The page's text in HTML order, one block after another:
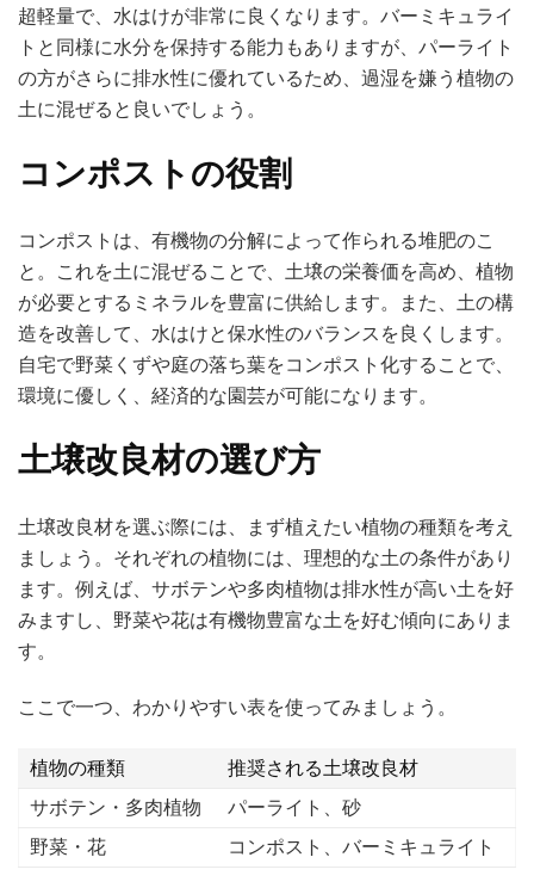
超軽量で、水はけが非常に良くなります。バーミキュライ
トと同様に水分を保持する能力もありますが、パーライト
の方がさらに排水性に優れているため、過湿を嫌う植物の
土に混ぜると良いでしょう。
コンポストの役割
コンポストは、有機物の分解によって作られる堆肥のこ
と。これを土に混ぜることで、土壌の栄養価を高め、植物
が必要とするミネラルを豊富に供給します。また、土の構
造を改善して、水はけと保水性のバランスを良くします。
自宅で野菜くずや庭の落ち葉をコンポスト化することで、
環境に優しく、経済的な園芸が可能になります。
土壌改良材の選び方
土壌改良材を選ぶ際には、まず植えたい植物の種類を考え
ましょう。それぞれの植物には、理想的な土の条件があり
ます。例えば、サボテンや多肉植物は排水性が高い土を好
みますし、野菜や花は有機物豊富な土を好む傾向にありま
す。
ここで一つ、わかりやすい表を使ってみましょう。
植物の種類
推奨される土壌改良材
サボテン・多肉植物
パーライト、砂
野菜・花
コンポスト、バーミキュライト